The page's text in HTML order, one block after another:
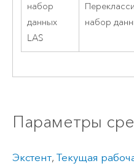
набор
данных
LAS
набор
Параметры
Экстент, Текущая